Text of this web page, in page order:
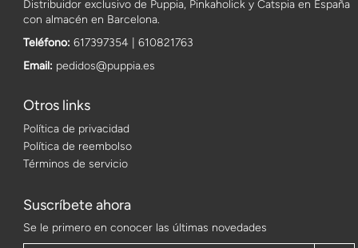
Distribuidor exclusivo de Puppia, Pinkaholick y Catspia en España
con almacén en Barcelona.
Teléfono: 617397354 | 610821763
Email: pedidos@puppia.es
Otros links
Política de privacidad
Política de reembolso
Términos de servicio
Suscríbete ahora
Se le primero en conocer las últimas novedades